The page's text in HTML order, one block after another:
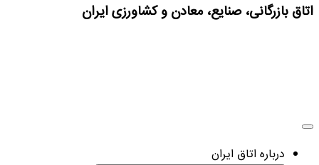
اتاق بازرگانی، صنایع، معادن و کشاورزی ایران
درباره اتاق ایران